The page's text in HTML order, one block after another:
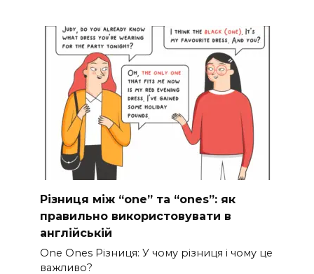
Різниця між “one” та “ones”: як
правильно використовувати в
англійській
One Ones Різниця: У чому різниця і чому це
важливо?